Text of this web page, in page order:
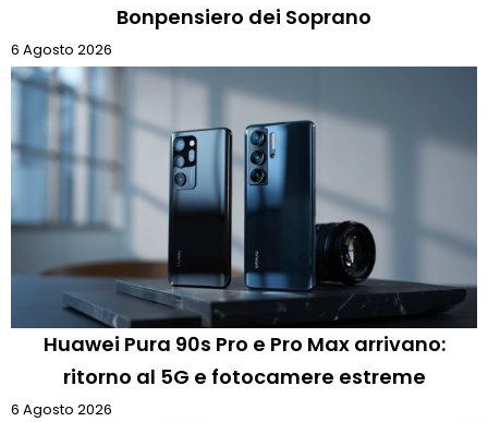
Bonpensiero dei Soprano
6 Agosto 2026
Huawei Pura 90s Pro e Pro Max arrivano:
ritorno al 5G e fotocamere estreme
6 Agosto 2026